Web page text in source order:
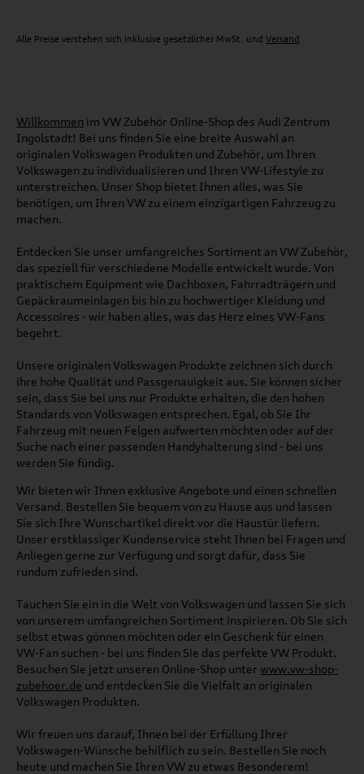
Alle Preise verstehen sich inklusive gesetzlicher MwSt. und Versand
Willkommen im VW Zubehör Online-Shop des Audi Zentrum
Ingolstadt! Bei uns finden Sie eine breite Auswahl an
originalen Volkswagen Produkten und Zubehör, um Ihren
Volkswagen zu individualisieren und Ihren VW-Lifestyle zu
unterstreichen. Unser Shop bietet Ihnen alles, was Sie
benötigen, um Ihren VW zu einem einzigartigen Fahrzeug zu
machen.
Entdecken Sie unser umfangreiches Sortiment an VW Zubehör,
das speziell für verschiedene Modelle entwickelt wurde. Von
praktischem Equipment wie Dachboxen, Fahrradträgern und
Gepäckraumeinlagen bis hin zu hochwertiger Kleidung und
Accessoires - wir haben alles, was das Herz eines VW-Fans
begehrt.
Unsere originalen Volkswagen Produkte zeichnen sich durch
ihre hohe Qualität und Passgenauigkeit aus. Sie können sicher
sein, dass Sie bei uns nur Produkte erhalten, die den hohen
Standards von Volkswagen entsprechen. Egal, ob Sie Ihr
Fahrzeug mit neuen Felgen aufwerten möchten oder auf der
Suche nach einer passenden Handyhalterung sind - bei uns
werden Sie fündig.
Wir bieten wir Ihnen exklusive Angebote und einen schnellen
Versand. Bestellen Sie bequem von zu Hause aus und lassen
Sie sich Ihre Wunschartikel direkt vor die Haustür liefern.
Unser erstklassiger Kundenservice steht Ihnen bei Fragen und
Anliegen gerne zur Verfügung und sorgt dafür, dass Sie
rundum zufrieden sind.
Tauchen Sie ein in die Welt von Volkswagen und lassen Sie sich
von unserem umfangreichen Sortiment inspirieren. Ob Sie sich
selbst etwas gönnen möchten oder ein Geschenk für einen
VW-Fan suchen - bei uns finden Sie das perfekte VW Produkt.
Besuchen Sie jetzt unseren Online-Shop unter www.vw-shop-
zubehoer.de und entdecken Sie die Vielfalt an originalen
Volkswagen Produkten.
Wir freuen uns darauf, Ihnen bei der Erfüllung Ihrer
Volkswagen-Wünsche behilflich zu sein. Bestellen Sie noch
heute und machen Sie Ihren VW zu etwas Besonderem!